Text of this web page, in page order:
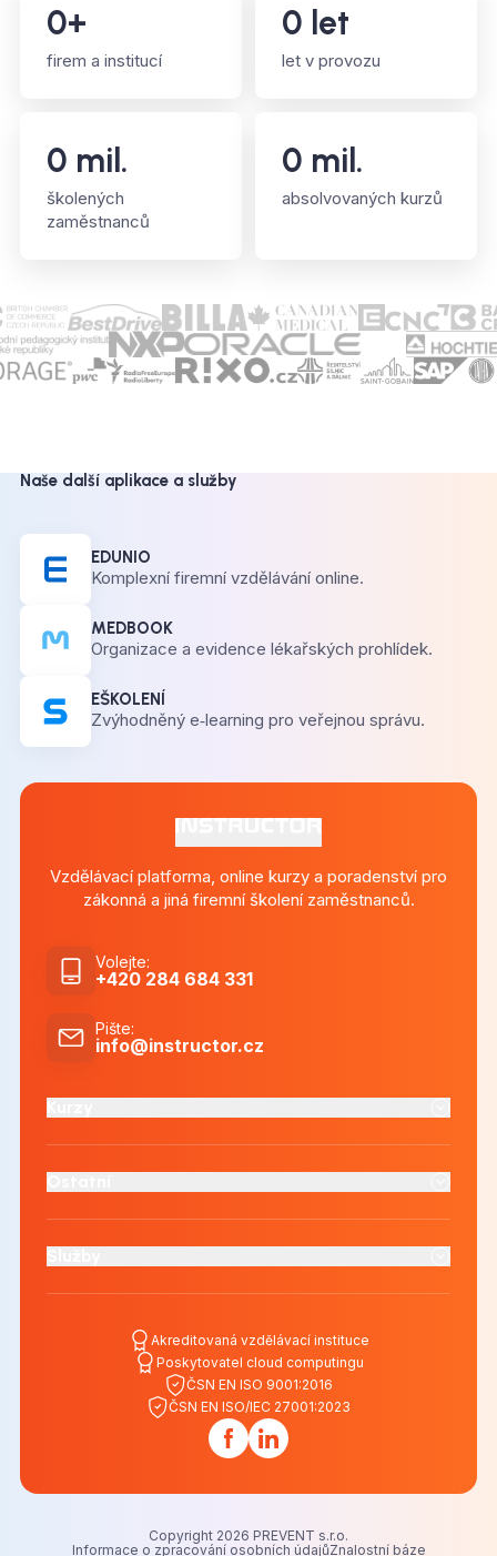
0+
firem a institucí
0 let
let v provozu
0 mil.
školených
zaměstnanců
0 mil.
absolvovaných kurzů
Naše další aplikace a služby
EDUNIO
Komplexní firemní vzdělávání online.
MEDBOOK
Organizace a evidence lékařských prohlídek.
EŠKOLENÍ
Zvýhodněný e‑learning pro veřejnou správu.
Vzdělávací platforma, online kurzy a poradenství pro
zákonná a jiná firemní školení zaměstnanců.
Volejte:
+420 284 684 331
Pište:
info@instructor.cz
Akreditovaná vzdělávací instituce
Poskytovatel cloud computingu
ČSN EN ISO 9001:2016
ČSN EN ISO/IEC 27001:2023
Copyright 2026 PREVENT s.r.o.
Informace o zpracování osobních údajůZnalostní báze